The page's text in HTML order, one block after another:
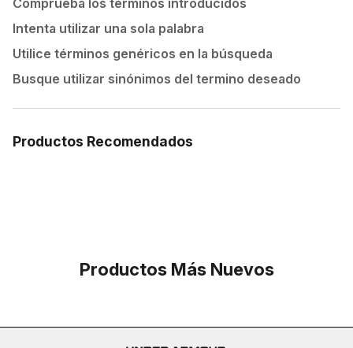
Comprueba los términos introducidos
Intenta utilizar una sola palabra
Utilice términos genéricos en la búsqueda
Busque utilizar sinónimos del termino deseado
Productos Recomendados
Productos Más Nuevos